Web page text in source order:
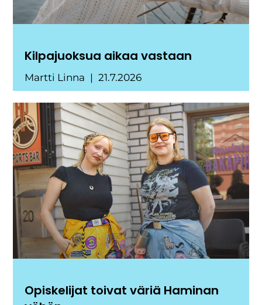
Kilpajuoksua aikaa vastaan
Martti Linna 21.7.2026
Opiskelijat toivat väriä Haminan